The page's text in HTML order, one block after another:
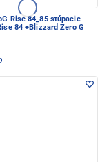
Rise 84_85 stúpacie
84 +Blizzard Zero G